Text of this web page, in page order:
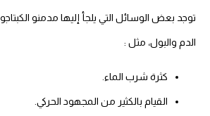
توجد بعض الوسائل التي يلجأ إليها مدمنو
الدم والبول، مثل :
كثرة شرب الماء.
القيام بالكثير من المجهود الحركي.